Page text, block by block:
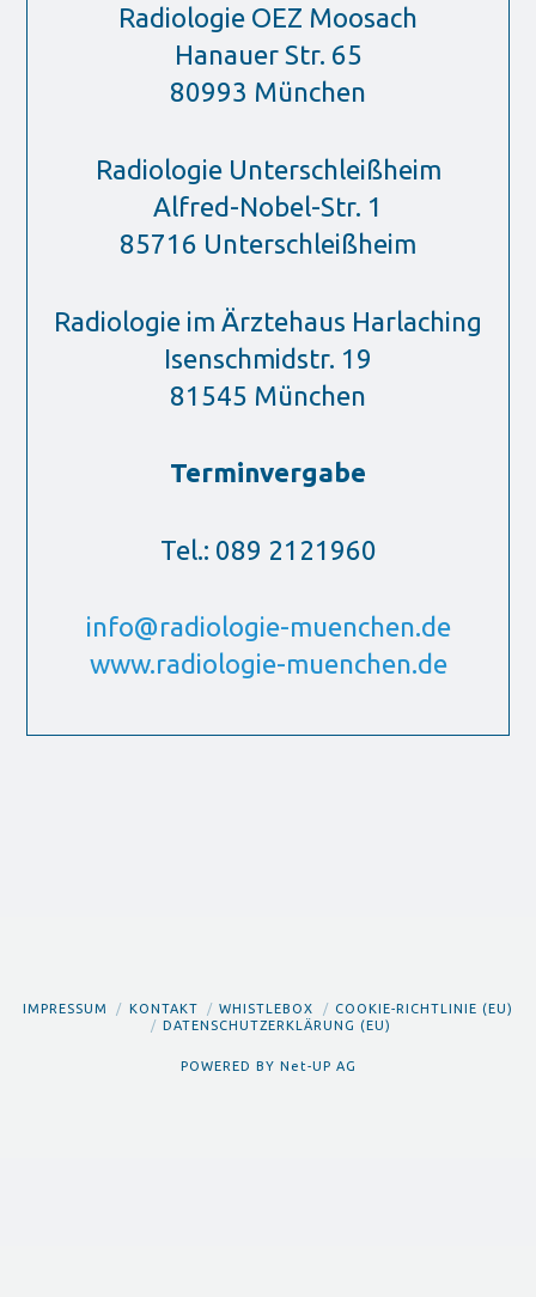
Radiologie OEZ Moosach
Hanauer Str. 65
80993 München
Radiologie Unterschleißheim
Alfred-Nobel-Str. 1
85716 Unterschleißheim
Radiologie im Ärztehaus Harlaching
Isenschmidstr. 19
81545 München
Terminvergabe
Tel.: 089 2121960
info@radiologie-muenchen.de
www.radiologie-muenchen.de
IMPRESSUM KONTAKT WHISTLEBOX
COOKIE-RICHTLINIE (EU)
DATENSCHUTZERKLÄRUNG (EU)
POWERED BY Net-UP AG